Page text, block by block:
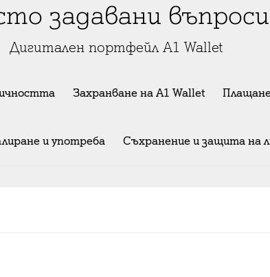
задавани въпроси
Дигитален портфейл A1 Wallet
Захранване на A1 Wallet
и употреба Съхранение и защита на